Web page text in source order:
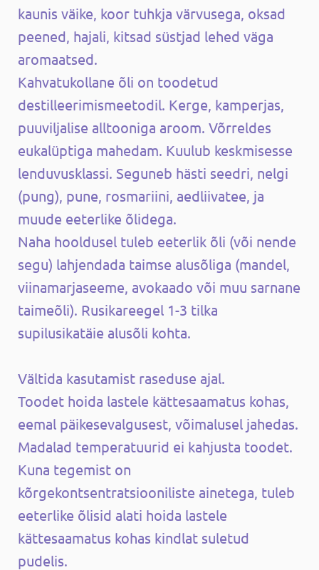
kaunis väike, koor tuhkja värvusega, oksad
peened, hajali, kitsad süstjad lehed väga
aromaatsed.
Kahvatukollane õli on toodetud
destilleerimismeetodil. Kerge, kamperjas,
puuviljalise alltooniga aroom. Võrreldes
eukalüptiga mahedam. Kuulub keskmisesse
lenduvusklassi. Seguneb hästi seedri, nelgi
(pung), pune, rosmariini, aedliivatee, ja
muude eeterlike õlidega.
Naha hooldusel tuleb eeterlik õli (või nende
segu) lahjendada taimse alusõliga (mandel,
viinamarjaseeme, avokaado või muu sarnane
taimeõli). Rusikareegel 1-3 tilka
supilusikatäie alusõli kohta.
Vältida kasutamist raseduse ajal.
Toodet hoida lastele kättesaamatus kohas,
eemal päikesevalgusest, võimalusel jahedas.
Madalad temperatuurid ei kahjusta toodet.
Kuna tegemist on
kõrgekontsentratsiooniliste ainetega, tuleb
eeterlike õlisid alati hoida lastele
kättesaamatus kohas kindlat suletud
pudelis.